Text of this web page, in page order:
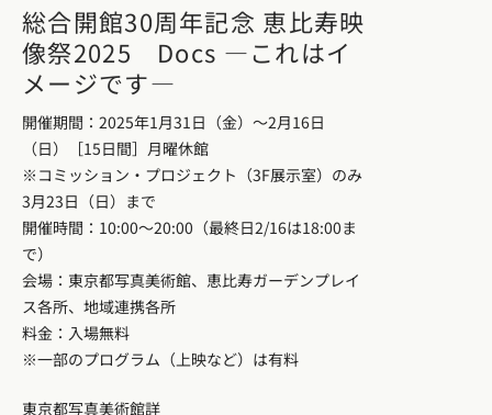
総合開館30周年記念 恵比寿映
像祭2025 Docs ―これはイ
メージです―
開催期間：2025年1月31日（金）〜2月16日
（日）［15日間］月曜休館
※コミッション・プロジェクト（3F展示室）のみ
3月23日（日）まで
開催時間：10:00〜20:00（最終日2/16は18:00ま
で）
会場：東京都写真美術館、恵比寿ガーデンプレイ
ス各所、地域連携各所
料金：入場無料
※一部のプログラム（上映など）は有料
東京都写真美術館詳